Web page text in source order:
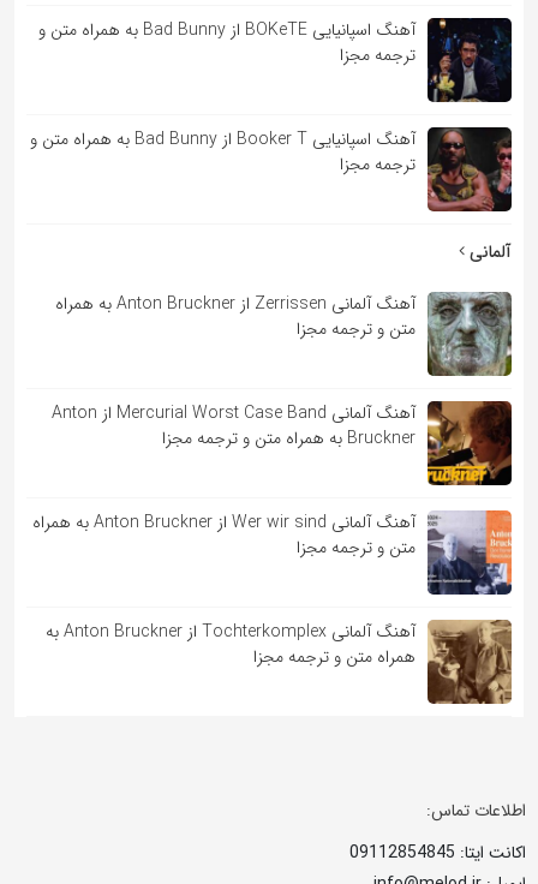
آهنگ اسپانیایی BOKeTE از Bad Bunny به همراه متن و
ترجمه مجزا
آهنگ اسپانیایی Booker T از Bad Bunny به همراه متن و
ترجمه مجزا
آلمانی
آهنگ آلمانی Zerrissen از Anton Bruckner به همراه
متن و ترجمه مجزا
آهنگ آلمانی Mercurial Worst Case Band از Anton
Bruckner به همراه متن و ترجمه مجزا
آهنگ آلمانی Wer wir sind از Anton Bruckner به همراه
متن و ترجمه مجزا
آهنگ آلمانی Tochterkomplex از Anton Bruckner به
همراه متن و ترجمه مجزا
اطلاعات تماس:
اکانت ایتا: 09112854845